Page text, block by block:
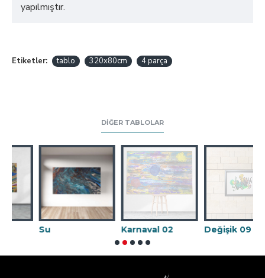
yapılmıştır.
Etiketler: tablo 320x80cm 4 parça
DIĞER TABLOLAR
Su Karnaval 02 Değişik 09